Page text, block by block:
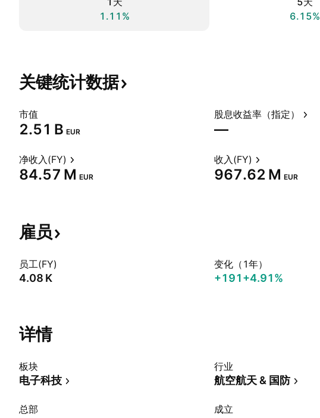
1.11%
6.15%
关键统计数据
市值
‪2.51 B‬ EUR
股息收益率（指定）
—
净收入(FY)
‪84.57 M‬ EUR
收入(FY)
‪967.62 M‬ EUR
雇员
员工(FY)
‪4.08 K‬
变化（1年）
+191+4.91%
详情
板块
电子科技
行业
航空航天 & 国防
总部 成立